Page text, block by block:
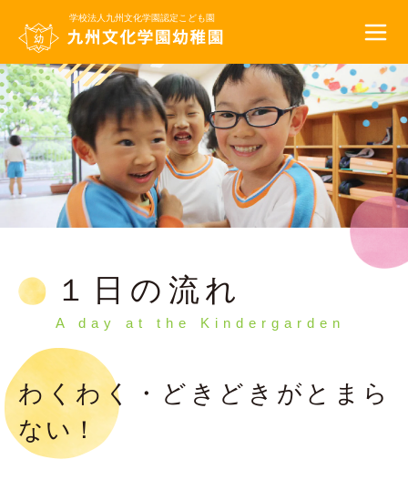
学校法人九州文化学園認定こども園
１日の流れ
A day at the Kindergarden
わくわく・どきどきが とまら
ない！